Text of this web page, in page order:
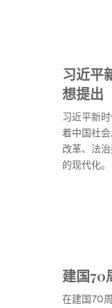
习近平
想提出
习近平新
着中国社
改革、法
的现代化。
建国70
在建国70